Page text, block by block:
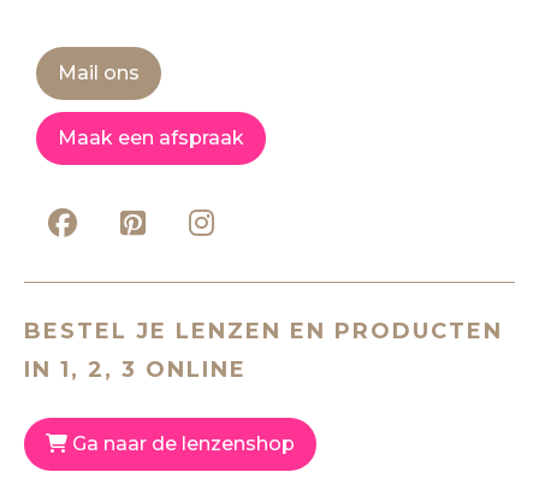
Mail ons
Maak een afspraak
BESTEL JE LENZEN EN PRODUCTEN
IN 1, 2, 3 ONLINE
Ga naar de lenzenshop